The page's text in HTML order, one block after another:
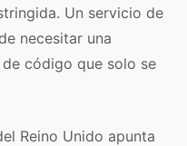
Un servicio de
necesitar una
código que solo se
Reino Unido apunta